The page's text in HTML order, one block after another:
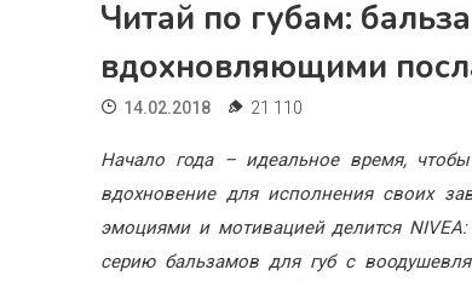
Читай по губам:
вдохновляющими
14.02.2018 21 110
Начало года – идеальное время,
вдохновение для исполнения своих
эмоциями и мотивацией делится NIVEA:
серию бальзамов для губ с